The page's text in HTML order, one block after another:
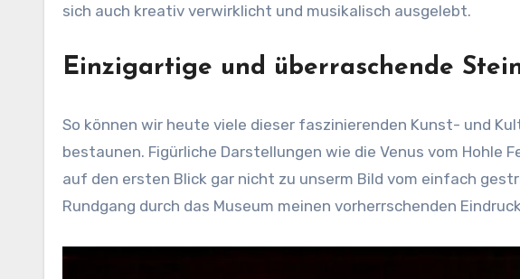
sich auch kreativ verwirklicht und musikalisch ausgelebt.
Einzigartige und überraschende
So können wir heute viele dieser faszinierenden Kunst- und
bestaunen. Figürliche Darstellungen wie die Venus vom Hohle
auf den ersten Blick gar nicht zu unserm Bild vom einfach
Rundgang durch das Museum meinen vorherrschenden